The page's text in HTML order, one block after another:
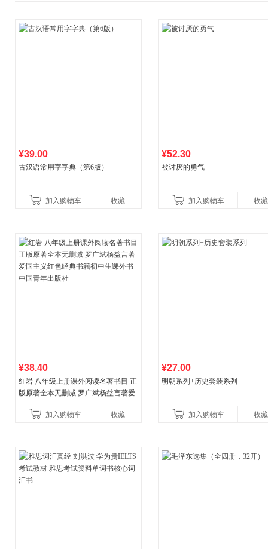
¥39.00
古汉语常用字字典（第6版）
加入购物车 收藏
¥52.30
被讨厌的勇气
加入购物车 收藏
¥38.40
红岩 八年级上册课外阅读名著书目 正
版原著全本无删减 罗广斌杨益言著爱
国青年出版社加入购物车 收藏
¥27.00
明朝系列+历史套装系列
加入购物车 收藏